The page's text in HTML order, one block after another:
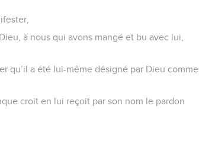
à nous qui avons mangé et bu avec lui,
qu’il a été lui-même désigné par Dieu comme
croit en lui reçoit par son nom le pardon